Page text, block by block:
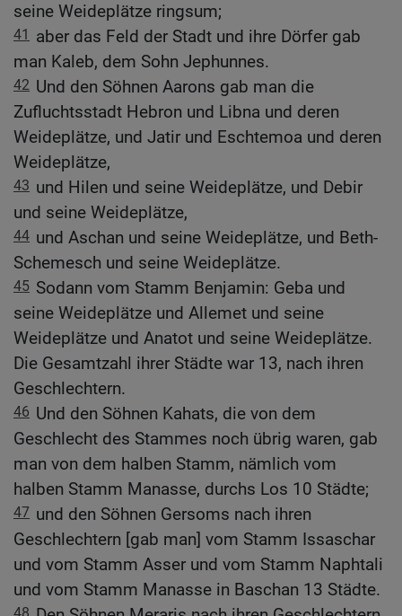
seine Weideplätze ringsum;
41
aber das Feld der Stadt und ihre Dörfer gab
man Kaleb, dem Sohn Jephunnes.
42 Und den Söhnen Aarons gab man die
Zufluchtsstadt Hebron und Libna und deren
Weideplätze, und Jatir und Eschtemoa und deren
Weideplätze,
43 und Hilen und seine Weideplätze, und Debir
und seine Weideplätze,
44 und Aschan und seine Weideplätze, und Beth-
Schemesch und seine Weideplätze.
45 Sodann vom Stamm Benjamin: Geba und
seine Weideplätze und Allemet und seine
Weideplätze und Anatot und seine Weideplätze.
Die Gesamtzahl ihrer Städte war 13, nach ihren
Geschlechtern.
46 Und den Söhnen Kahats, die von dem
Geschlecht des Stammes noch übrig waren, gab
man von dem halben Stamm, nämlich vom
halben Stamm Manasse, durchs Los 10 Städte;
47 und den Söhnen Gersoms nach ihren
Geschlechtern [gab man] vom Stamm Issaschar
und vom Stamm Asser und vom Stamm Naphtali
und vom Stamm Manasse in Baschan 13 Städte.